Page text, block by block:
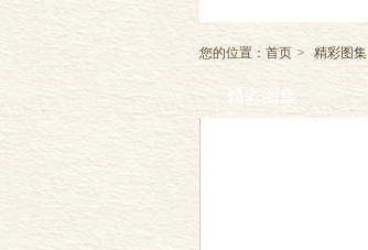
您的位置： 首页 > 精彩图集
精彩图集